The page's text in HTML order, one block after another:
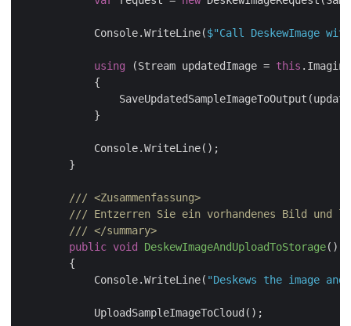
            Console.WriteLine(
$"Call DeskewImage
using (Stream updatedImage = this
            {
            }
            Console.WriteLine();
        }
/// <Zusammenfassung>
/// Entzerren Sie ein vorhandenes Bild und
/// </summary>
public void DeskewImageAndUploadToStorage( )
        {
            Console.WriteLine(
"Deskews the image
            UploadSampleImageToCloud();